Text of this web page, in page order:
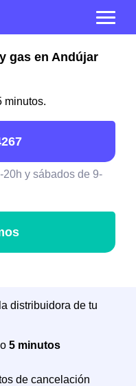
gas en Andújar
minutos.
y sábados de 9-
distribuidora de tu
5 minutos
de cancelación